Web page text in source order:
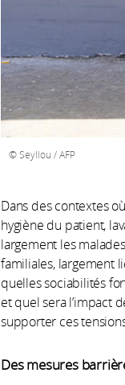
Seyllou / AFP
Dans des contextes
hygiène du patient,
largement les
familiales, largement
quelles sociabilités
et quel sera l’impact
supporter ces
Des mesures